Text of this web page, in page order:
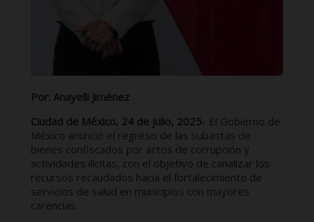
Por: Anayelli Jiménez
Ciudad de México, 24 de julio, 2025- El Gobierno de
México anunció el regreso de las subastas de
bienes confiscados por actos de corrupción y
actividades ilícitas, con el objetivo de canalizar los
recursos recaudados hacia el fortalecimiento de
servicios de salud en municipios con mayores
carencias.